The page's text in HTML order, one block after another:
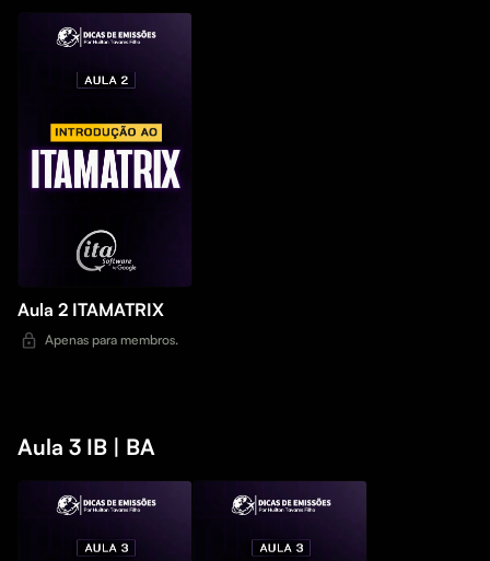
Aula 2 ITAMATRIX
Apenas para membros.
Aula 3 IB | BA